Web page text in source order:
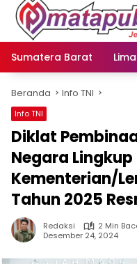
Langsung
konten
Sumatera Barat
Beranda Info TNI
Info TNI
Diklat
Negara Lingkup
Kementerian/
Tahun 2025
Redaksi
2 Min
Desember 24, 2024